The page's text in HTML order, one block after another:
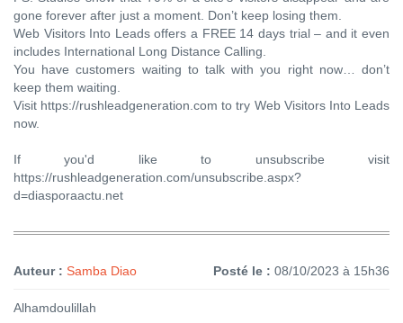
gone forever after just a moment. Don’t keep losing them.
Web Visitors Into Leads offers a FREE 14 days trial – and it even
includes International Long Distance Calling.
You have customers waiting to talk with you right now… don’t
keep them waiting.
Visit https://rushleadgeneration.com to try Web Visitors Into Leads
now.
If you'd like to unsubscribe visit
https://rushleadgeneration.com/unsubscribe.aspx?
d=diasporaactu.net
Auteur : Samba Diao Posté le : 08/10/2023 à 15h36
Alhamdoulillah